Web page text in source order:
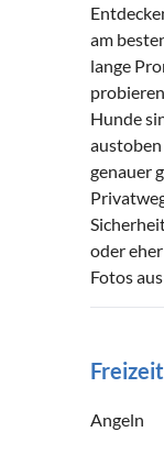
am
lange
Hunde
austoben
genauer
oder
Fotos
Angeln